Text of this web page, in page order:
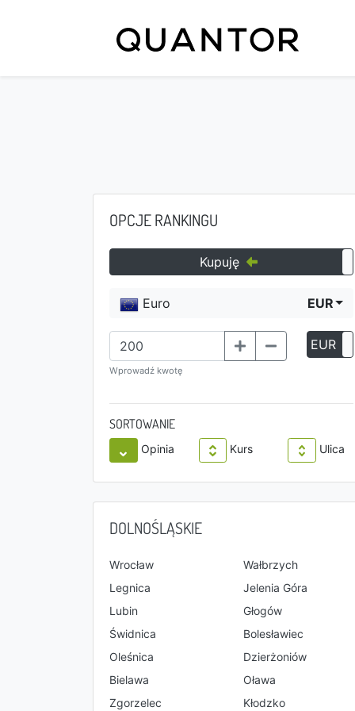
OPCJE RANKINGU
Kupuję
Euro EUR
Wprowadź kwotę
EUR
SORTOWANIE
Opinia Kurs Ulica
DOLNOŚLĄSKIE
Wrocław
Wałbrzych
Legnica
Jelenia Góra
Lubin
Głogów
Świdnica
Bolesławiec
Oleśnica
Dzierżoniów
Bielawa
Oława
Zgorzelec
Kłodzko